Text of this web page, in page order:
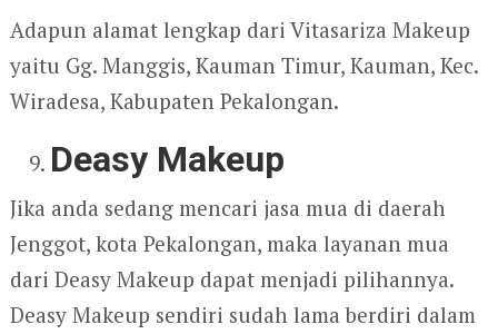
Adapun alamat lengkap dari Vitasariza Makeup
yaitu Gg. Manggis, Kauman Timur, Kauman, Kec.
Wiradesa, Kabupaten Pekalongan.
Deasy Makeup
Jika anda sedang mencari jasa mua di daerah
Jenggot, kota Pekalongan, maka layanan mua
dari Deasy Makeup dapat menjadi pilihannya.
Deasy Makeup sendiri sudah lama berdiri dalam